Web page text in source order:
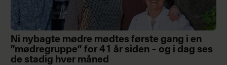
Ni nybagte mødre mødtes første gang i en
”mødregruppe” for 41 år siden – og i dag ses
de stadig hver måned